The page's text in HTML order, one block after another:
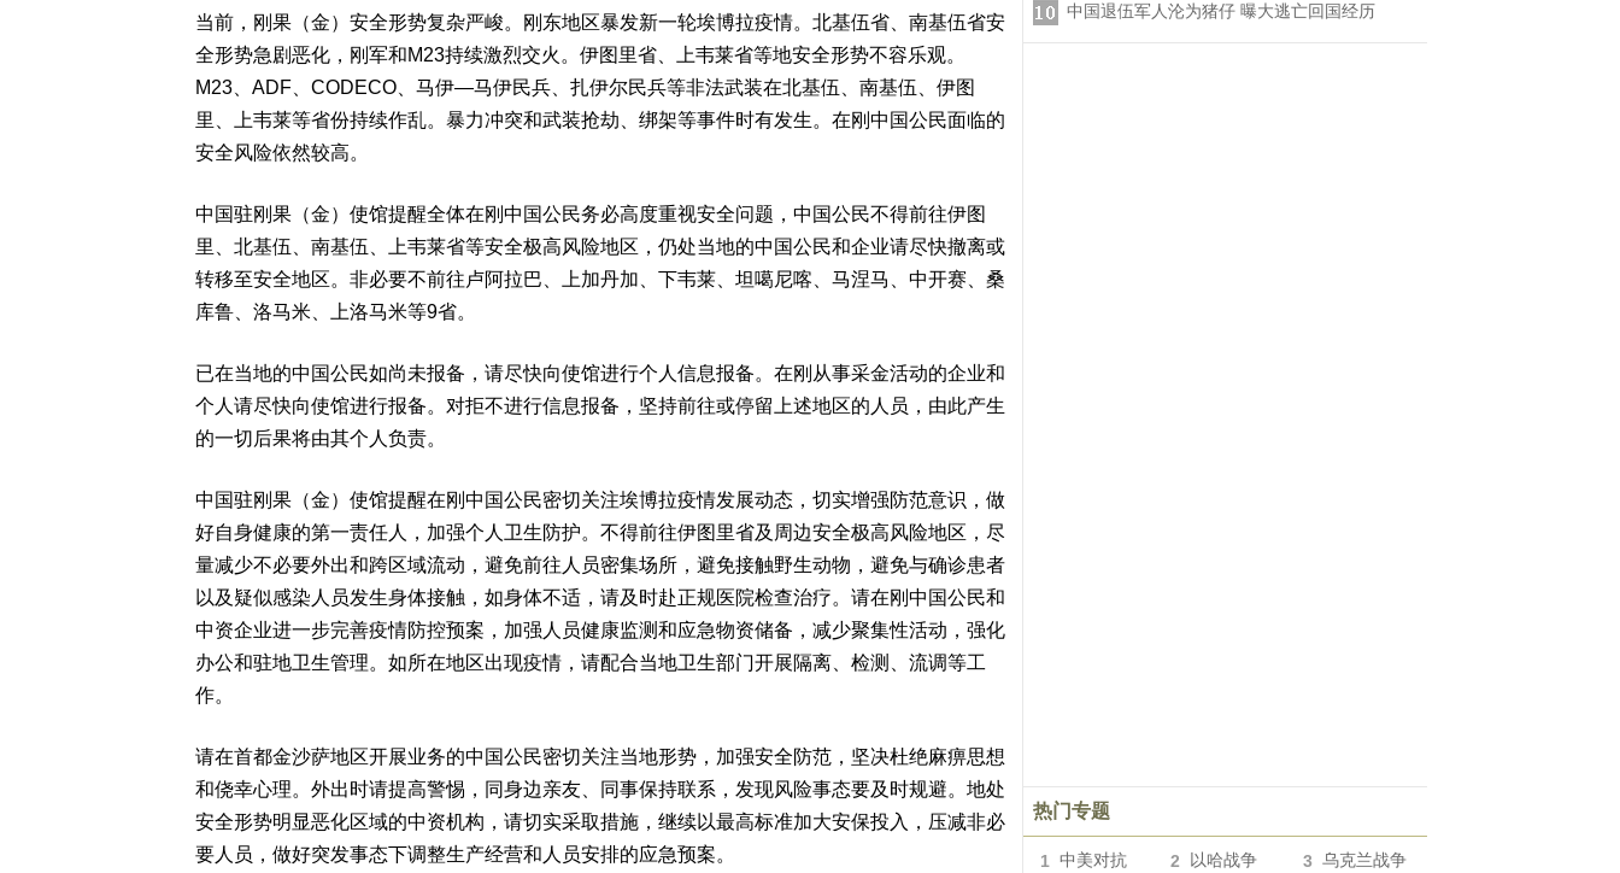
当前，刚果（金）安全形势复杂严峻。刚东地区暴发新一轮埃博拉疫情。北基伍省、南基伍省安
全形势急剧恶化，刚军和M23持续激烈交火。伊图里省、上韦莱省等地安全形势不容乐观。
M23、ADF、CODECO、马伊—马伊民兵、扎伊尔民兵等非法武装在北基伍、南基伍、伊图
里、上韦莱等省份持续作乱。暴力冲突和武装抢劫、绑架等事件时有发生。在刚中国公民面临的
安全风险依然较高。
中国驻刚果（金）使馆提醒全体在刚中国公民务必高度重视安全问题，中国公民不得前往伊图
里、北基伍、南基伍、上韦莱省等安全极高风险地区，仍处当地的中国公民和企业请尽快撤离或
转移至安全地区。非必要不前往卢阿拉巴、上加丹加、下韦莱、坦噶尼喀、马涅马、中开赛、桑
库鲁、洛马米、上洛马米等9省。
已在当地的中国公民如尚未报备，请尽快向使馆进行个人信息报备。在刚从事采金活动的企业和
个人请尽快向使馆进行报备。对拒不进行信息报备，坚持前往或停留上述地区的人员，由此产生
的一切后果将由其个人负责。
中国驻刚果（金）使馆提醒在刚中国公民密切关注埃博拉疫情发展动态，切实增强防范意识，做
好自身健康的第一责任人，加强个人卫生防护。不得前往伊图里省及周边安全极高风险地区，尽
量减少不必要外出和跨区域流动，避免前往人员密集场所，避免接触野生动物，避免与确诊患者
以及疑似感染人员发生身体接触，如身体不适，请及时赴正规医院检查治疗。请在刚中国公民和
中资企业进一步完善疫情防控预案，加强人员健康监测和应急物资储备，减少聚集性活动，强化
办公和驻地卫生管理。如所在地区出现疫情，请配合当地卫生部门开展隔离、检测、流调等工
作。
请在首都金沙萨地区开展业务的中国公民密切关注当地形势，加强安全防范，坚决杜绝麻痹思想
和侥幸心理。外出时请提高警惕，同身边亲友、同事保持联系，发现风险事态要及时规避。地处
安全形势明显恶化区域的中资机构，请切实采取措施，继续以最高标准加大安保投入，压减非必
要人员，做好突发事态下调整生产经营和人员安排的应急预案。
中国退伍军人沦为猪仔 曝大逃亡回国经历
热门专题
1 中美对抗 2 以哈战争 3 乌克兰战争